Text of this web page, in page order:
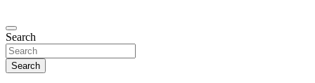
Search
Search